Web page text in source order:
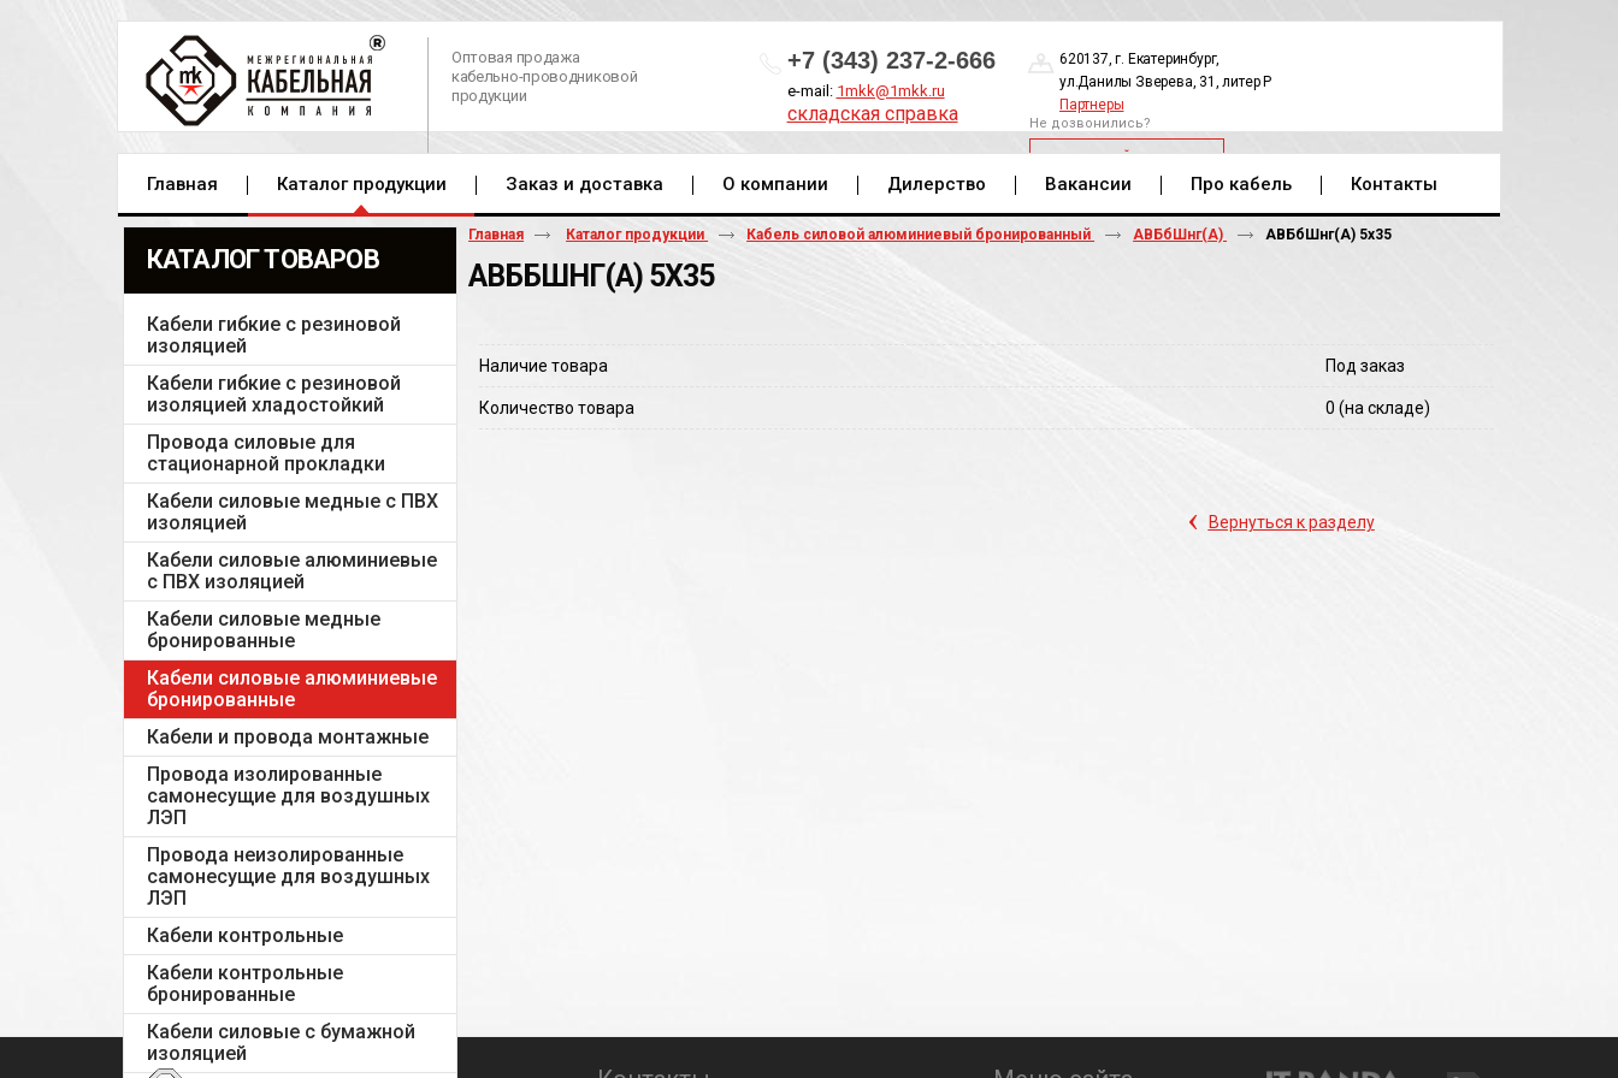
Оптовая продажа
кабельно-проводниковой
продукции
+7 (343) 237-2-666
e-mail: 1mkk@1mkk.ru
складская справка
620137, г. Екатеринбург,
ул.Данилы Зверева, 31, литер Р
Партнеры
Не дозвонились?
ОБРАТНЫЙ ЗВОНОК
Главная Каталог продукции Заказ и доставка О компании Дилерство Вакансии Про кабель Контакты
КАТАЛОГ ТОВАРОВ
Кабели гибкие с резиновой
изоляцией
Кабели гибкие с резиновой
изоляцией хладостойкий
Провода силовые для
стационарной прокладки
Кабели силовые медные с ПВХ
изоляцией
Кабели силовые алюминиевые
с ПВХ изоляцией
Кабели силовые медные
бронированные
Кабели силовые алюминиевые
бронированные
Кабели и провода монтажные
Провода изолированные
самонесущие для воздушных
ЛЭП
Провода неизолированные
самонесущие для воздушных
ЛЭП
Кабели контрольные
Кабели контрольные
бронированные
Кабели силовые с бумажной
изоляцией
Главная Каталог продукции Кабель силовой алюминиевый бронированный АВБбШнг(А) АВБбШнг(A) 5х35
АВББШНГ(A) 5Х35
Наличие товара Под заказ
Количество товара 0 (на складе)
‹ Вернуться к разделу